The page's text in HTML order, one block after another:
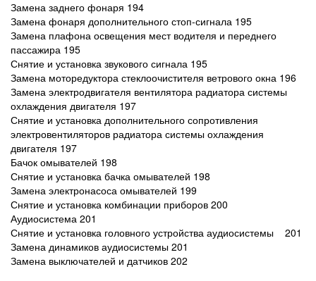
Замена заднего фонаря 194
Замена фонаря дополнительного стоп-сигнала 195
Замена плафона освещения мест водителя и переднего
пассажира 195
Снятие и установка звукового сигнала 195
Замена моторедуктора стеклоочистителя ветрового окна 196
Замена электродвигателя вентилятора радиатора системы
охлаждения двигателя 197
Снятие и установка дополнительного сопротивления
электровентиляторов радиатора системы охлаждения
двигателя 197
Бачок омывателей 198
Снятие и установка бачка омывателей 198
Замена электронасоса омывателей 199
Снятие и установка комбинации приборов 200
Аудиосистема 201
Снятие и установка головного устройства аудиосистемы 201
Замена динамиков аудиосистемы 201
Замена выключателей и датчиков 202